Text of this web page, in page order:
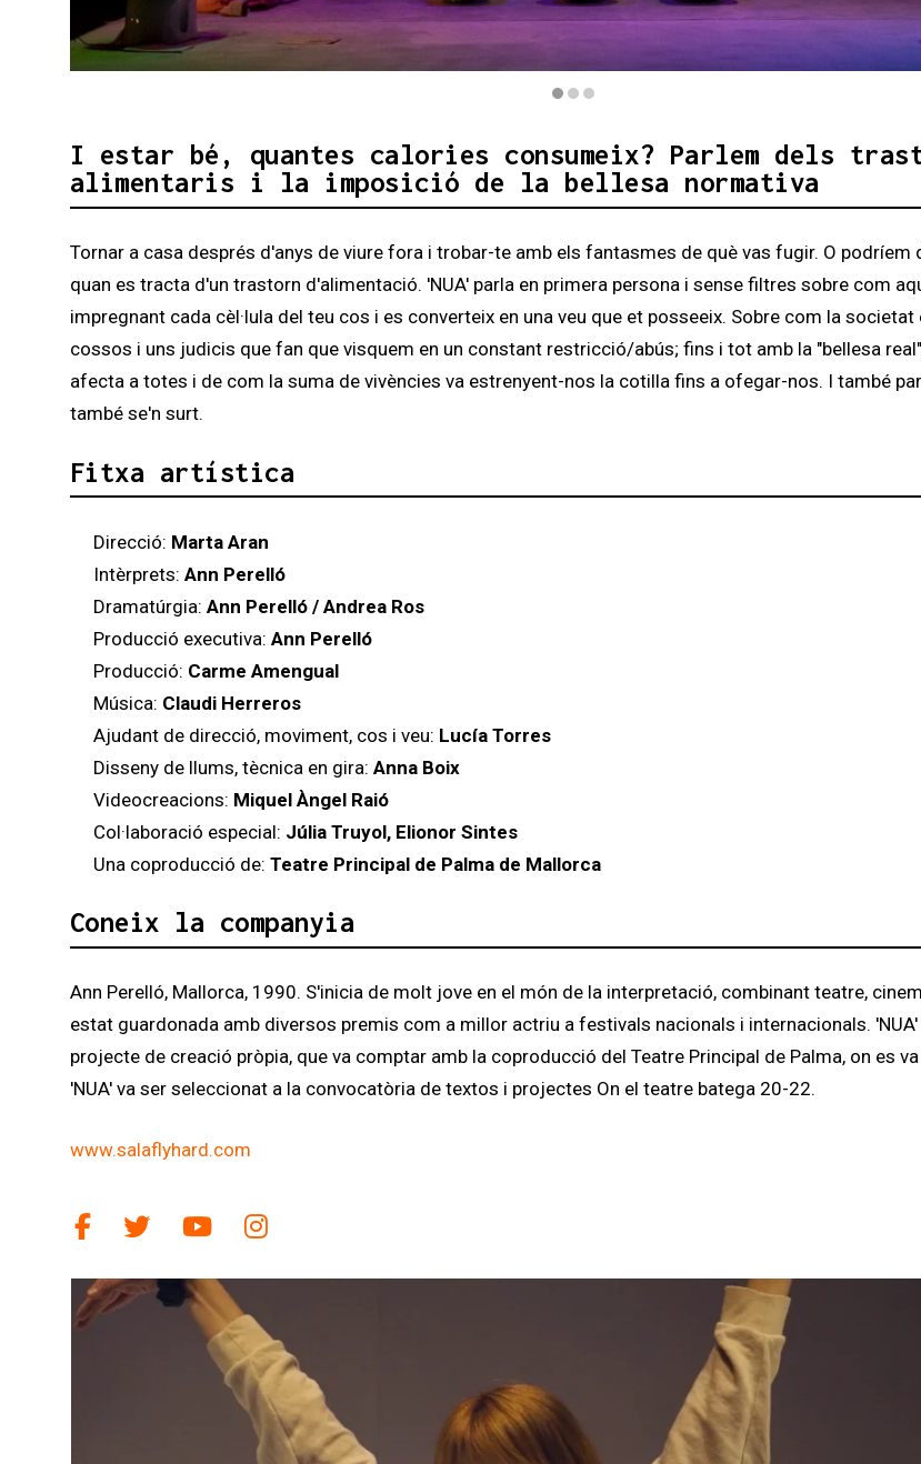
I estar bé, quantes calories consumeix? Parlem dels
alimentaris i la imposició de la bellesa normativa
Tornar a casa després d'anys de viure fora i trobar-te amb els fantasmes de què vas fugir. O podríem
quan es tracta d'un trastorn d'alimentació. 'NUA' parla en primera persona i sense filtres sobre com
impregnant cada cèl·lula del teu cos i es converteix en una veu que et posseeix. Sobre com la societat
cossos i uns judicis que fan que visquem en un constant restricció/abús; fins i tot amb la "bellesa
afecta a totes i de com la suma de vivències va estrenyent-nos la cotilla fins a ofegar-nos. I també
també se'n surt.
Fitxa artística
Direcció: Marta Aran
Intèrprets:Ann Perelló
Dramatúrgia:Ann Perelló / Andrea Ros
Producció executiva:Ann Perelló
Producció: Carme Amengual
Música: Claudi Herreros
Ajudant de direcció, moviment, cos i veu: Lucía Torres
Disseny de llums, tècnica en gira:Anna Boix
Videocreacions: Miquel Àngel Raió
Col·laboració especial: Júlia Truyol, Elionor Sintes
Una coproducció de: Teatre Principal de Palma de Mallorca
Coneix la companyia
Ann Perelló, Mallorca, 1990. S'inicia de molt jove en el món de la interpretació, combinant teatre,
estat guardonada amb diversos premis com a millor actriu a festivals nacionals i internacionals.
projecte de creació pròpia, que va comptar amb la coproducció del Teatre Principal de Palma, on es
'NUA' va ser seleccionat a la convocatòria de textos i projectes On el teatre batega 20-22.
www.salaflyhard.com
Link a facebook
Link a twitter
Link a youtube
Link a instagram